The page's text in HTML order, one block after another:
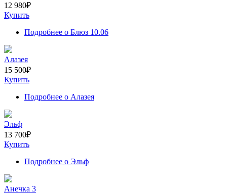
12 980₽
Купить
Подробнее о Блюз 10.06
Алазея
15 500₽
Купить
Подробнее о Алазея
Эльф
13 700₽
Купить
Подробнее о Эльф
Анечка 3